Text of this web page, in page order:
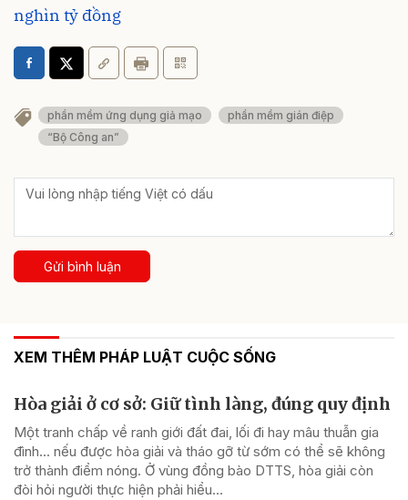
nghìn tỷ đồng
phần mềm ứng dụng giả mạo
phần mềm gián điệp
“Bộ Công an”
Gửi bình luận
XEM THÊM PHÁP LUẬT CUỘC SỐNG
Hòa giải ở cơ sở: Giữ tình làng, đúng quy định
Một tranh chấp về ranh giới đất đai, lối đi hay mâu thuẫn gia
đình... nếu được hòa giải và tháo gỡ từ sớm có thể sẽ không
trở thành điểm nóng. Ở vùng đồng bào DTTS, hòa giải còn
đòi hỏi người thực hiện phải hiểu...